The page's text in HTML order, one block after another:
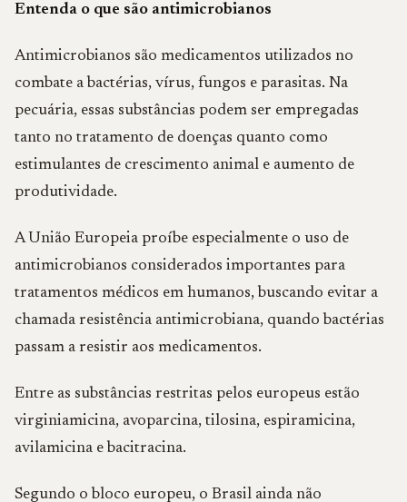
Entenda o que são antimicrobianos
Antimicrobianos são medicamentos utilizados no
combate a bactérias, vírus, fungos e parasitas. Na
pecuária, essas substâncias podem ser empregadas
tanto no tratamento de doenças quanto como
estimulantes de crescimento animal e aumento de
produtividade.
A União Europeia proíbe especialmente o uso de
antimicrobianos considerados importantes para
tratamentos médicos em humanos, buscando evitar a
chamada resistência antimicrobiana, quando bactérias
passam a resistir aos medicamentos.
Entre as substâncias restritas pelos europeus estão
virginiamicina, avoparcina, tilosina, espiramicina,
avilamicina e bacitracina.
Segundo o bloco europeu, o Brasil ainda não